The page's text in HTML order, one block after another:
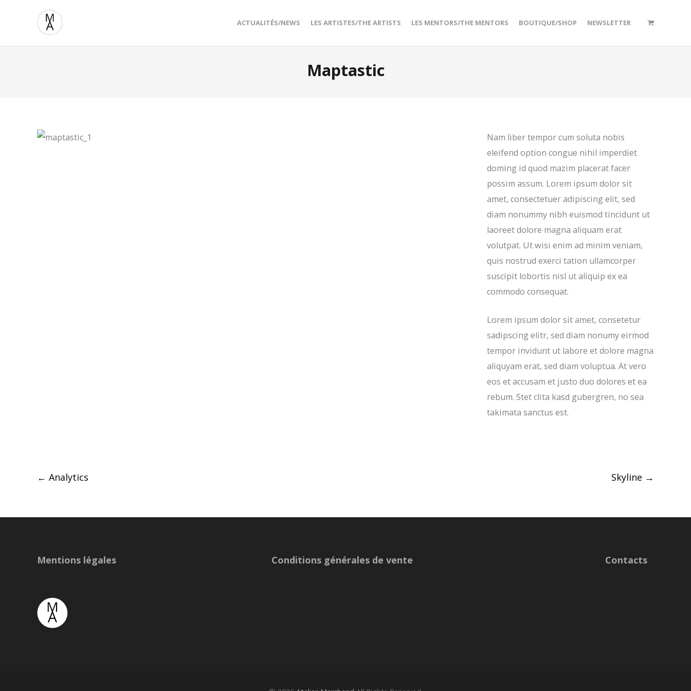
ACTUALITÉS/NEWS LES ARTISTES/THE ARTISTS LES MENTORS/THE MENTORS BOUTIQUE/SHOP NEWSLETTER
Maptastic
Nam liber tempor cum soluta nobis
eleifend option congue nihil imperdiet
doming id quod mazim placerat facer
possim assum. Lorem ipsum dolor sit
amet, consectetuer adipiscing elit, sed
diam nonummy nibh euismod tincidunt ut
laoreet dolore magna aliquam erat
volutpat. Ut wisi enim ad minim veniam,
quis nostrud exerci tation ullamcorper
suscipit lobortis nisl ut aliquip ex ea
commodo consequat.
Lorem ipsum dolor sit amet, consetetur
sadipscing elitr, sed diam nonumy eirmod
tempor invidunt ut labore et dolore magna
aliquyam erat, sed diam voluptua. At vero
eos et accusam et justo duo dolores et ea
rebum. Stet clita kasd gubergren, no sea
takimata sanctus est.
Post
navigation
← Analytics Skyline →
Mentions légales Conditions générales de vente Contacts